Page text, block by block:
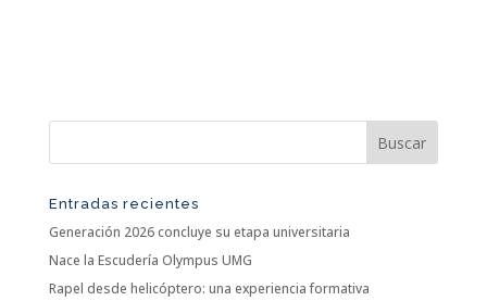
Entradas recientes
Generación 2026 concluye su etapa universitaria
Nace la Escudería Olympus UMG
Rapel desde helicóptero: una experiencia formativa